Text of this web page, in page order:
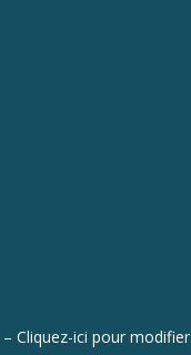
– Cliquez-ici pour modifier